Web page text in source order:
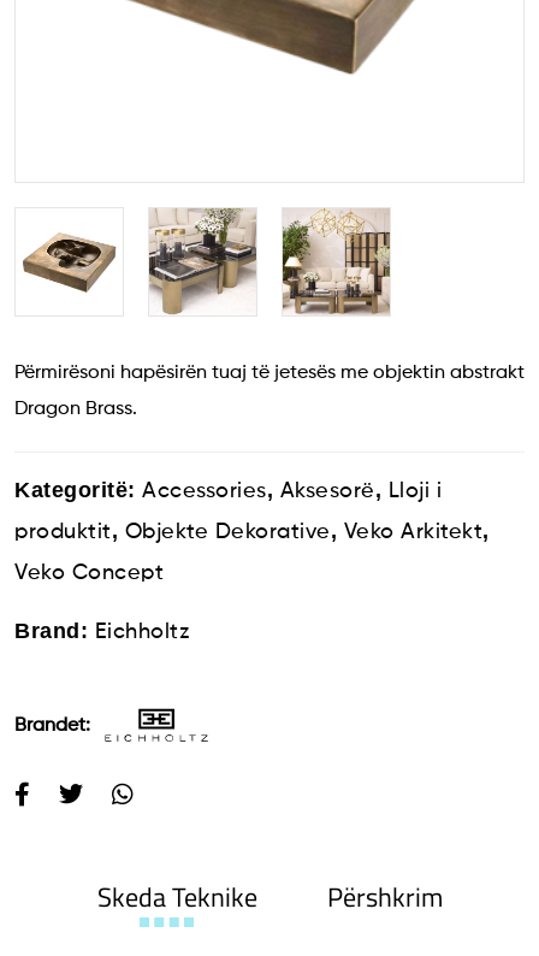
Përmirësoni hapësirën tuaj të jetesës me objektin abstrakt
Dragon Brass.
Kategoritë: Accessories, Aksesorë, Lloji i
produktit, Objekte Dekorative, Veko Arkitekt,
Veko Concept
Brand: Eichholtz
Brandet:
Skeda Teknike Përshkrim